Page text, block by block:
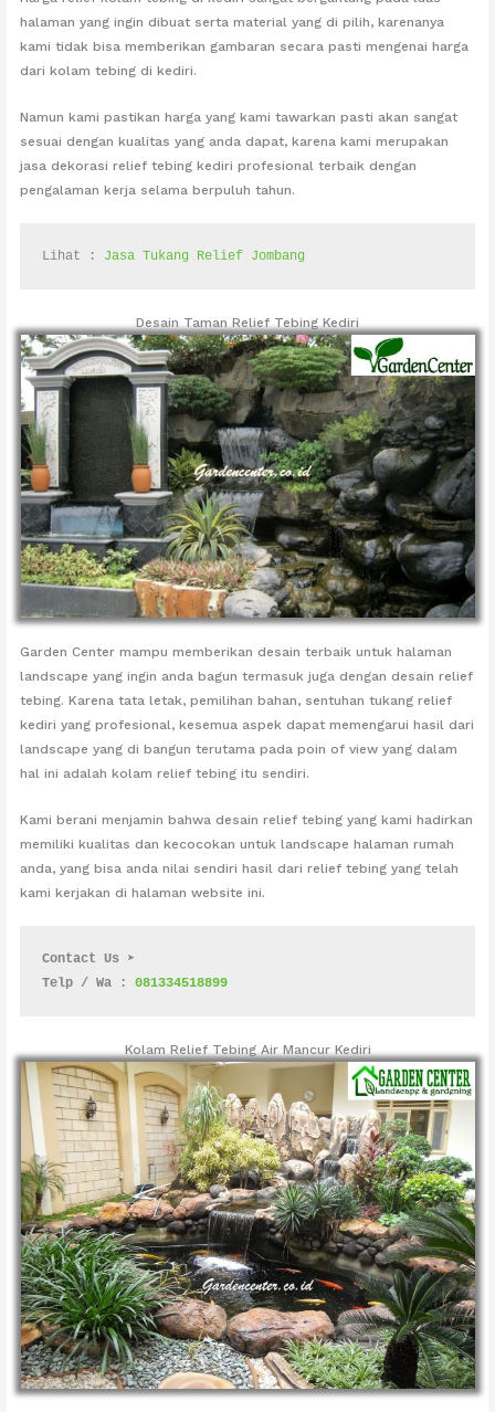
halaman yang ingin dibuat serta material yang di pilih, karenanya
kami tidak bisa memberikan gambaran secara pasti mengenai harga
dari kolam tebing di kediri.
Namun kami pastikan harga yang kami tawarkan pasti akan sangat
sesuai dengan kualitas yang anda dapat, karena kami merupakan
jasa dekorasi relief tebing kediri profesional terbaik dengan
pengalaman kerja selama berpuluh tahun.
Lihat : Jasa Tukang Relief Jombang
Desain Taman Relief Tebing Kediri
Garden Center mampu memberikan desain terbaik untuk halaman
landscape yang ingin anda bagun termasuk juga dengan desain relief
tebing. Karena tata letak, pemilihan bahan, sentuhan tukang relief
kediri yang profesional, kesemua aspek dapat memengarui hasil dari
landscape yang di bangun terutama pada poin of view yang dalam
hal ini adalah kolam relief tebing itu sendiri.
Kami berani menjamin bahwa desain relief tebing yang kami hadirkan
memiliki kualitas dan kecocokan untuk landscape halaman rumah
anda, yang bisa anda nilai sendiri hasil dari relief tebing yang telah
kami kerjakan di halaman website ini.
Contact Us ➤
Telp / Wa : 081334518899
Kolam Relief Tebing Air Mancur Kediri